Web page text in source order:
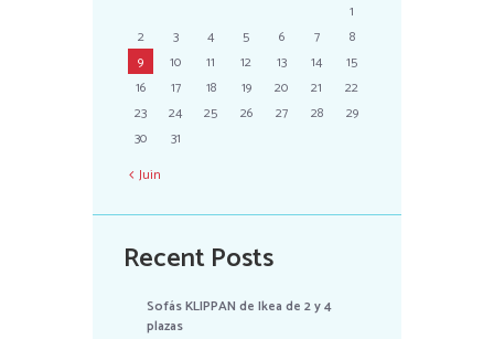
1
2
3 4 5 6 7
8
9
10 11 12 13 14
15
16
17 18 19 20 21
22
23
24 25 26 27 28
29
30
31
Juin
Recent Posts
Sofás KLIPPAN de Ikea de 2 y 4
plazas